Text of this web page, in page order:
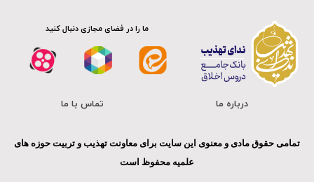
ما را در فضای مجازی دنبال کنید
درباره ما تماس با ما
تمامی حقوق مادی و معنوی این سایت برای معاونت تهذیب و تربیت حوزه های
علمیه محفوظ است